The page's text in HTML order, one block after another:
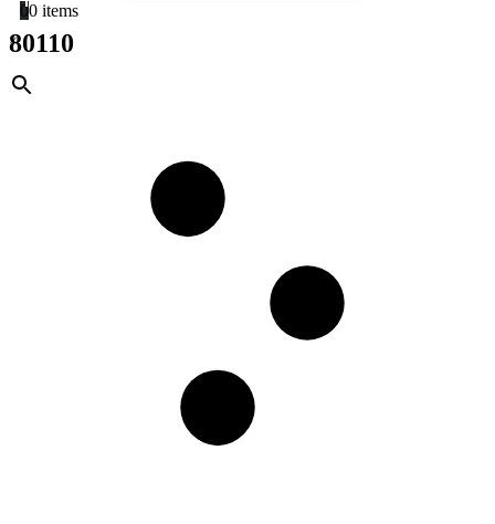
×
00 items
80110